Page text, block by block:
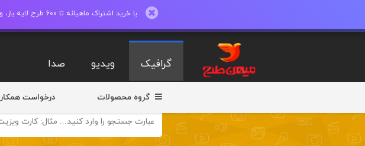
با خرید اشتراک ماهیانه تا 600 طرح لایه باز، وکتور، عکس، فایل های ویدیو وصدا دانلود کنید.
گرافیک ویدیو صدا
گروه محصولات درخواست